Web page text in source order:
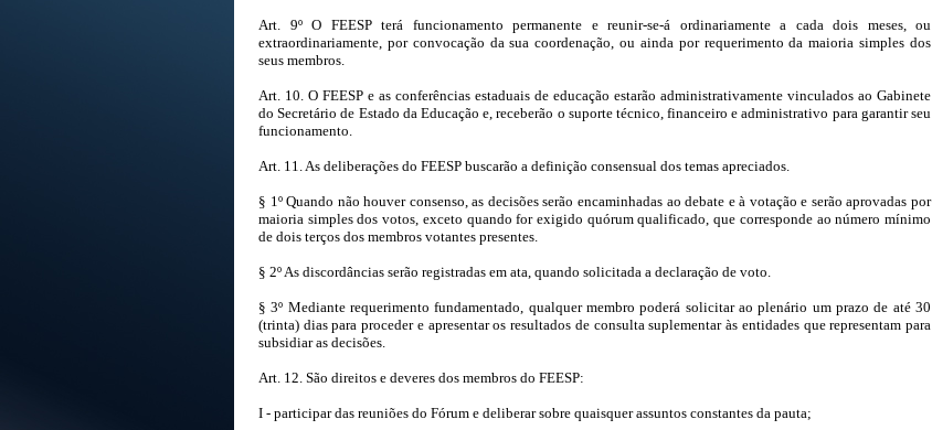
Art. 9º O FEESP terá funcionamento permanente e reunir-se-á ordinariamente a cada dois meses, ou
extraordinariamente, por convocação da sua coordenação, ou ainda por requerimento da maioria simples dos
seus membros.
Art. 10. O FEESP e as conferências estaduais de educação estarão administrativamente vinculados ao Gabinete
do Secretário de Estado da Educação e, receberão o suporte técnico, financeiro e administrativo para garantir seu
funcionamento.
Art. 11. As deliberações do FEESP buscarão a definição consensual dos temas apreciados.
§ 1º Quando não houver consenso, as decisões serão encaminhadas ao debate e à votação e serão aprovadas por
maioria simples dos votos, exceto quando for exigido quórum qualificado, que corresponde ao número mínimo
de dois terços dos membros votantes presentes.
§ 2º As discordâncias serão registradas em ata, quando solicitada a declaração de voto.
§ 3º Mediante requerimento fundamentado, qualquer membro poderá solicitar ao plenário um prazo de até 30
(trinta) dias para proceder e apresentar os resultados de consulta suplementar às entidades que representam para
subsidiar as decisões.
Art. 12. São direitos e deveres dos membros do FEESP:
I - participar das reuniões do Fórum e deliberar sobre quaisquer assuntos constantes da pauta;